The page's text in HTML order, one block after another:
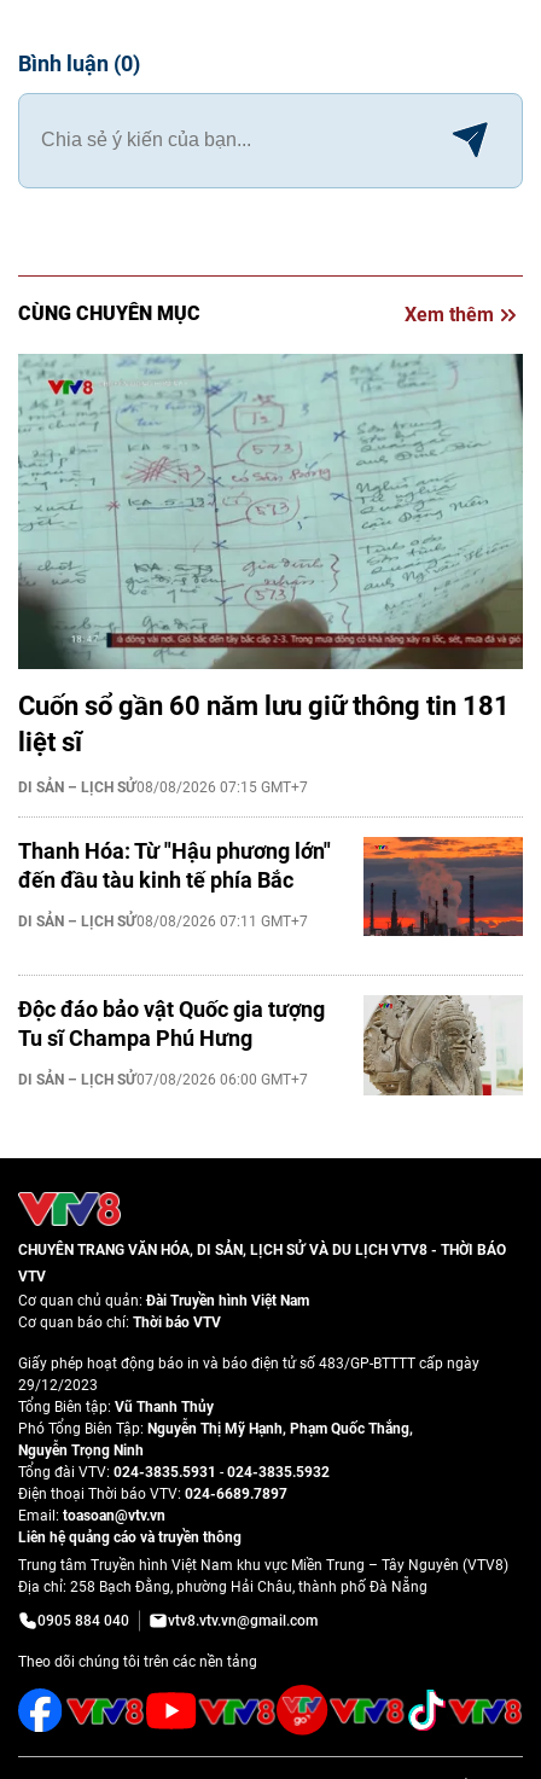
Bình luận (0)
CÙNG CHUYÊN MỤC Xem thêm
Cuốn sổ gần 60 năm lưu giữ thông tin 181
liệt sĩ
DI SẢN – LỊCH SỬ08/08/2026 07:15 GMT+7
Thanh Hóa: Từ "Hậu phương lớn"
đến đầu tàu kinh tế phía Bắc
DI SẢN – LỊCH SỬ08/08/2026 07:11 GMT+7
Độc đáo bảo vật Quốc gia tượng
Tu sĩ Champa Phú Hưng
DI SẢN – LỊCH SỬ07/08/2026 06:00 GMT+7
CHUYÊN TRANG VĂN HÓA, DI SẢN, LỊCH SỬ VÀ DU LỊCH VTV8 - THỜI BÁO
VTV
Cơ quan chủ quản:Đài Truyền hình Việt Nam
Cơ quan báo chí: Thời báo VTV
Giấy phép hoạt động báo in và báo điện tử số 483/GP-BTTTT cấp ngày
29/12/2023
Tổng Biên tập: Vũ Thanh Thủy
Phó Tổng Biên Tập: Nguyễn Thị Mỹ Hạnh, Phạm Quốc Thắng,
Nguyễn Trọng Ninh
Tổng đài VTV: 024-3835.5931 - 024-3835.5932
Ðiện thoại Thời báo VTV: 024-6689.7897
Email: toasoan@vtv.vn
Liên hệ quảng cáo và truyền thông
Trung tâm Truyền hình Việt Nam khu vực Miền Trung – Tây Nguyên (VTV8)
Địa chỉ: 258 Bạch Đằng, phường Hải Châu, thành phố Đà Nẵng
0905 884 040
vtv8.vtv.vn@gmail.com
Theo dõi chúng tôi trên các nền tảng